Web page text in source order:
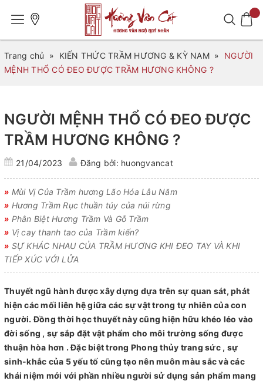
Trang chủ » KIẾN THỨC TRẦM HƯƠNG & KỲ NAM »
NGƯỜI
MỆNH THỔ CÓ ĐEO ĐƯỢC TRẦM HƯƠNG KHÔNG ?
NGƯỜI MỆNH THỔ CÓ ĐEO ĐƯỢC
TRẦM HƯƠNG KHÔNG ?
21/04/2023 Đăng bởi: huongvancat
» Mùi Vị Của Trầm hương Lão Hóa Lâu Năm
» Hương Trầm Rục thuần túy của núi rừng
» Phân Biệt Hương Trầm Và Gỗ Trầm
» Vị cay thanh tao của Trầm kiến?
» SỰ KHÁC NHAU CỦA TRẦM HƯƠNG KHI ĐEO TAY VÀ KHI
TIẾP XÚC VỚI LỬA
Thuyết ngũ hành được xây dựng dựa trên sự quan sát, phát
hiện các mối liên hệ giữa các sự vật trong tự nhiên của con
người. Đồng thời học thuyết này cũng hiện hữu khéo léo vào
đời sống , sự sắp đặt vật phẩm cho môi trường sống được
thuận hòa hơn . Đặc biệt trong Phong thủy trang sức , sự
sinh-khắc của 5 yếu tố cũng tạo nên muôn màu sắc và các
khái niệm mới với phần nhiều người sử dụng sản phẩm mang